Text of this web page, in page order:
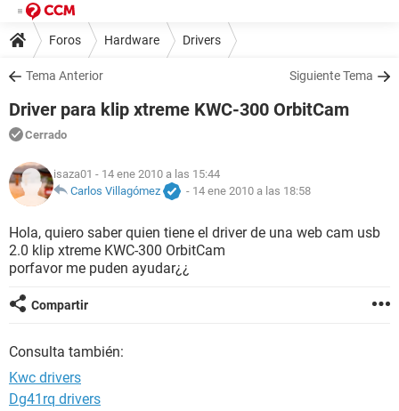
Foros Hardware Drivers
Tema Anterior Siguiente Tema
Driver para klip xtreme KWC-300 OrbitCam
Cerrado
isaza01 - 14 ene 2010 a las 15:44
Carlos Villagómez
- 14 ene 2010 a las 18:58
Hola, quiero saber quien tiene el driver de una web cam usb
2.0 klip xtreme KWC-300 OrbitCam
porfavor me puden ayudar¿¿
Compartir
Consulta también:
Kwc drivers
Dg41rq drivers